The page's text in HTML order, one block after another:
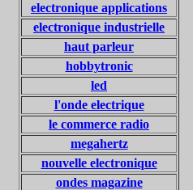
electronique applications
electronique industrielle
haut parleur
hobbytronic
led
l'onde electrique
le commerce radio
megahertz
nouvelle electronique
ondes magazine